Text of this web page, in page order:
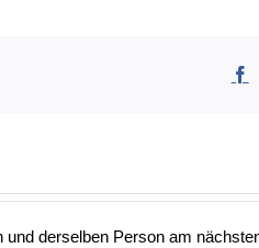
derselben Person am